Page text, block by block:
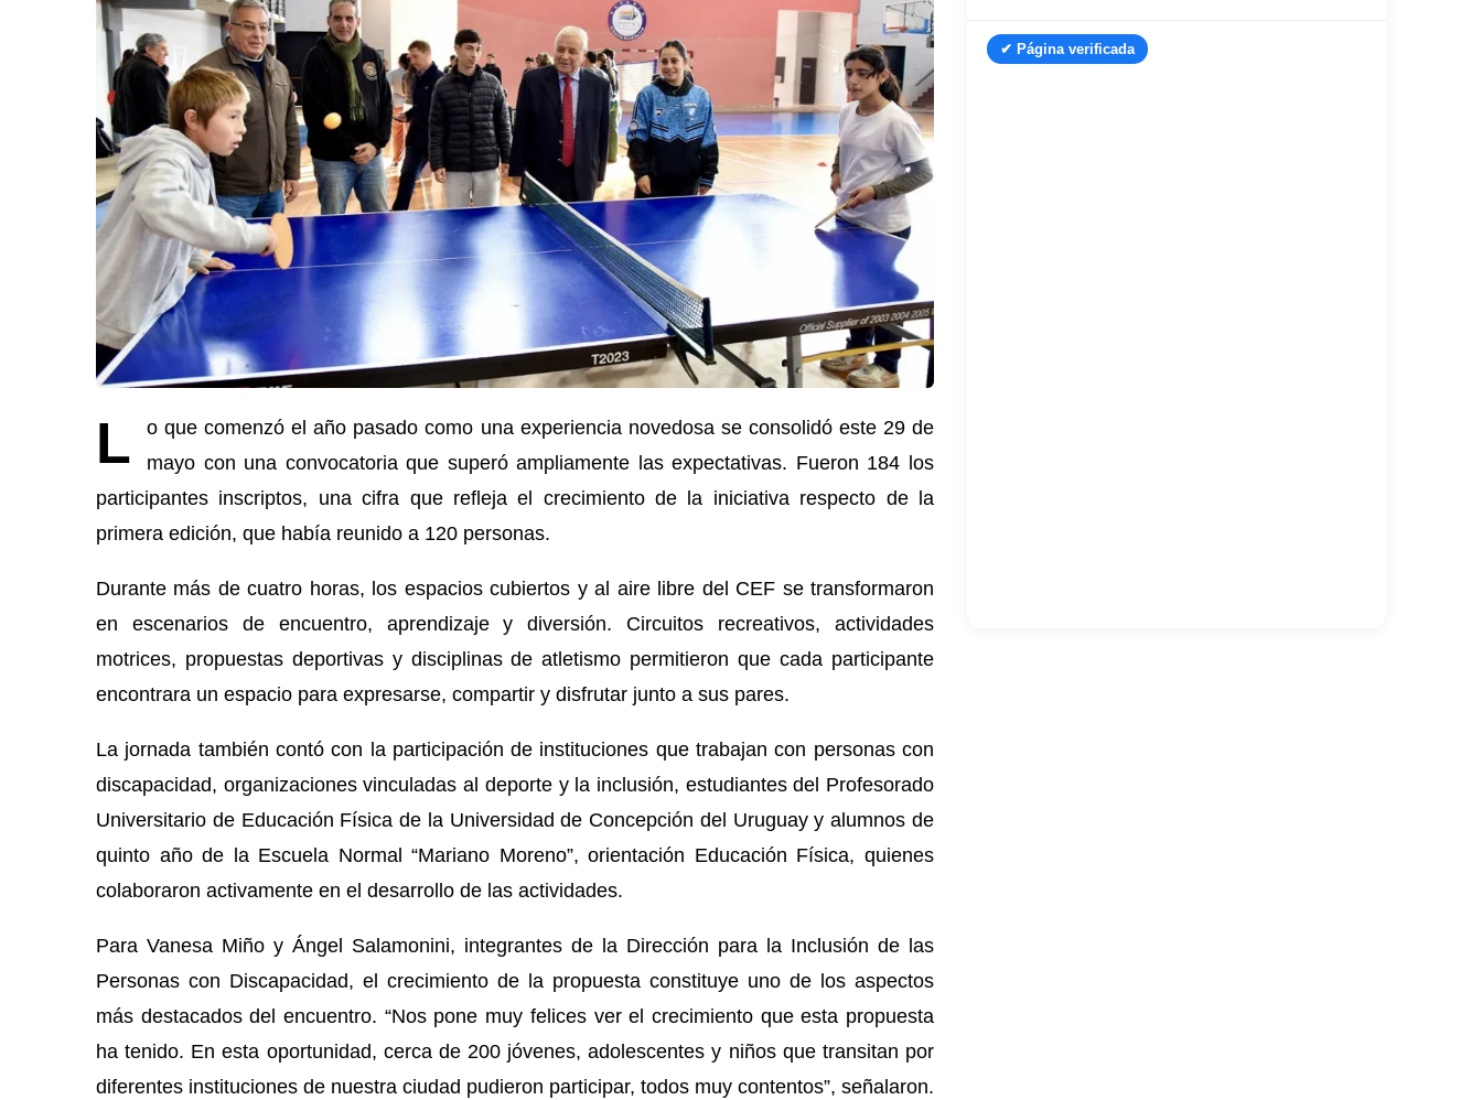
L
o que comenzó el año pasado como una experiencia novedosa se consolidó este 29 de
mayo con una convocatoria que superó ampliamente las expectativas. Fueron 184 los
participantes inscriptos, una cifra que refleja el crecimiento de la iniciativa respecto de la
primera edición, que había reunido a 120 personas.
Durante más de cuatro horas, los espacios cubiertos y al aire libre del CEF se transformaron
en escenarios de encuentro, aprendizaje y diversión. Circuitos recreativos, actividades
motrices, propuestas deportivas y disciplinas de atletismo permitieron que cada participante
encontrara un espacio para expresarse, compartir y disfrutar junto a sus pares.
La jornada también contó con la participación de instituciones que trabajan con personas con
discapacidad, organizaciones vinculadas al deporte y la inclusión, estudiantes del Profesorado
Universitario de Educación Física de la Universidad de Concepción del Uruguay y alumnos de
quinto año de la Escuela Normal “Mariano Moreno”, orientación Educación Física, quienes
colaboraron activamente en el desarrollo de las actividades.
Para Vanesa Miño y Ángel Salamonini, integrantes de la Dirección para la Inclusión de las
Personas con Discapacidad, el crecimiento de la propuesta constituye uno de los aspectos
más destacados del encuentro. “Nos pone muy felices ver el crecimiento que esta propuesta
ha tenido. En esta oportunidad, cerca de 200 jóvenes, adolescentes y niños que transitan por
diferentes instituciones de nuestra ciudad pudieron participar, todos muy contentos”, señalaron.
✔ Página verificada